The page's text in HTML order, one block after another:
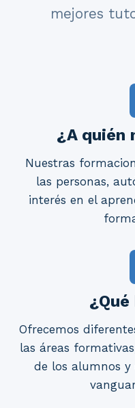
mejores
¿A quién
Nuestras
las personas,
interés en el
Ofrecemos
las áreas
de los alumnos y